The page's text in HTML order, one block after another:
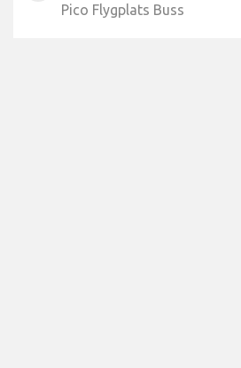
Pico Flygplats Buss